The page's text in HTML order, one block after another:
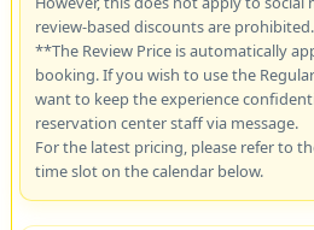
review-based discounts are prohibited.
**The Review Price is automatically
booking. If you wish to use the
want to keep the experience
reservation center staff via message.
For the latest pricing, please refer to
time slot on the calendar below.